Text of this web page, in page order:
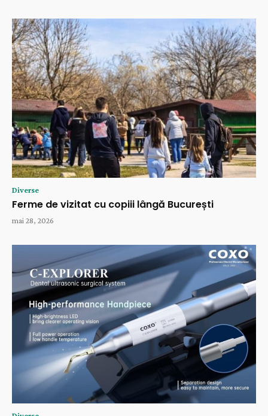
Diverse
Ferme de vizitat cu copiii lângă București
mai 28, 2026